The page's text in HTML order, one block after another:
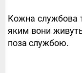
Кожна службова
яким вони
поза службою.